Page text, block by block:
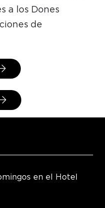
a los Dones
de
en el Hotel